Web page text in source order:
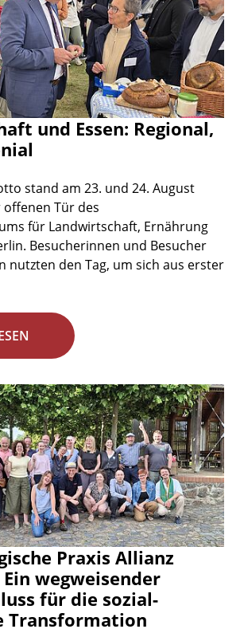
und Essen: Regional,
stand am 23. und 24. August
offenen Tür des
für Landwirtschaft, Ernährung
Besucherinnen und Besucher
nutzten den Tag, um sich aus erster
Praxis Allianz
wegweisender
für die sozial-
Transformation